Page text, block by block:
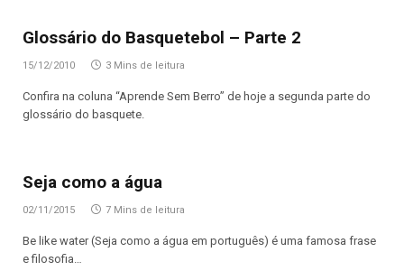
Glossário do Basquetebol – Parte 2
15/12/2010 3 Mins de leitura
Confira na coluna “Aprende Sem Berro” de hoje a segunda parte do
glossário do basquete.
Seja como a água
02/11/2015 7 Mins de leitura
Be like water (Seja como a água em português) é uma famosa frase
e filosofia…